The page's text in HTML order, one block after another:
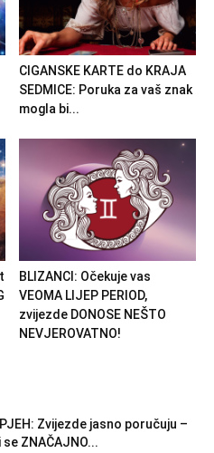
CIGANSKE KARTE do KRAJA
SEDMICE: Poruka za vaš znak
mogla bi...
BLIZANCI: Očekuje vas
VEOMA LIJEP PERIOD,
zvijezde DONOSE NEŠTO
NEVJEROVATNO!
Zvijezde jasno poručuju –
ZNAČAJNO...